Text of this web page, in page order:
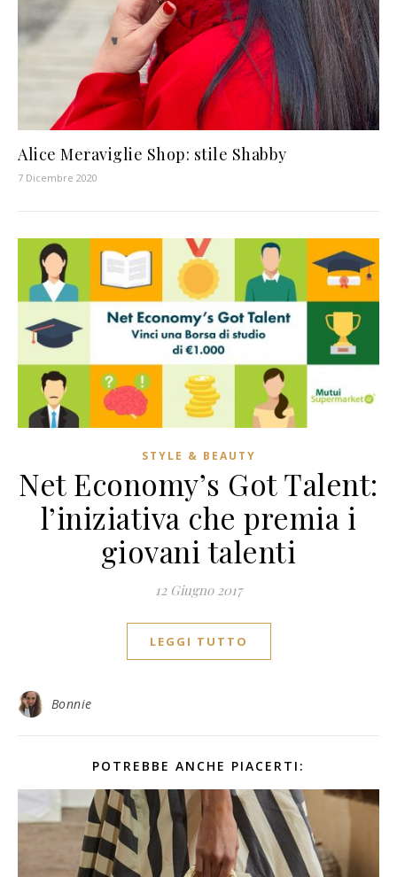
Alice Meraviglie Shop: stile Shabby
7 Dicembre 2020
STYLE & BEAUTY
Net Economy’s Got Talent:
l’iniziativa che premia i
giovani talenti
12 Giugno 2017
LEGGI TUTTO
Bonnie
POTREBBE ANCHE PIACERTI: